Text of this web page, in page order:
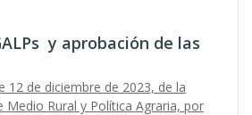
y aprobación de las
12 de diciembre de 2023, de la
Medio Rural y Política Agraria, por